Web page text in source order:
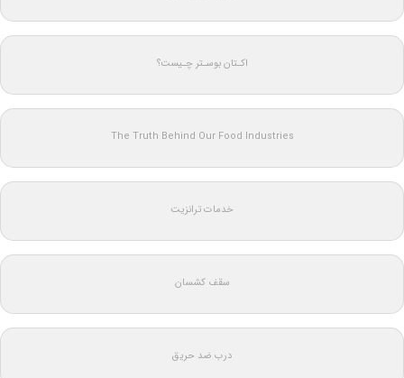
اکـتان بوسـتر چـیست؟
The Truth Behind Our Food Industries
خدمات ترانزیت
سقف کشسان
درب ضد حریق